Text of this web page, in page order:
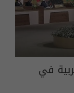
في